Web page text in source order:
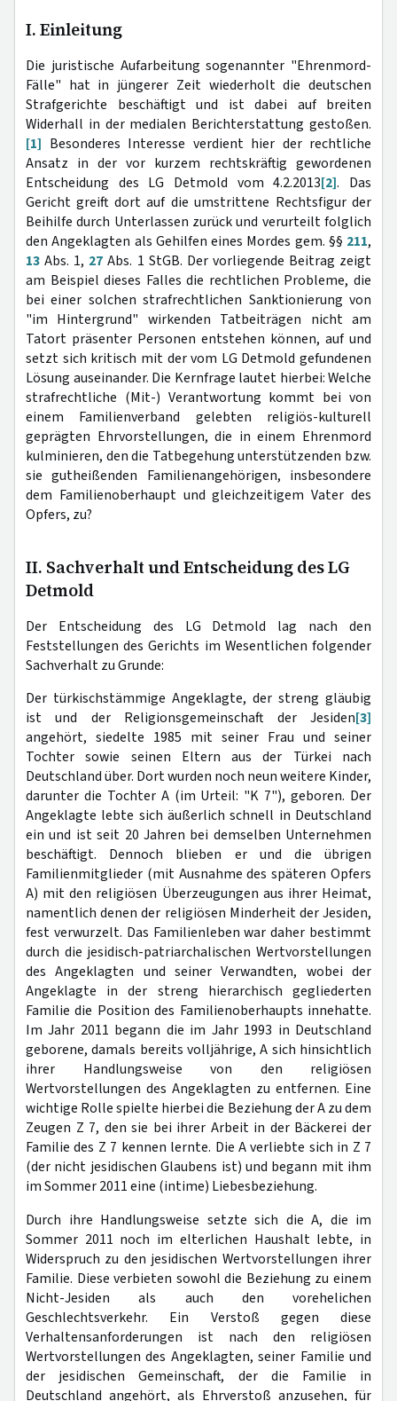
I. Einleitung
Die juristische Aufarbeitung sogenannter "Ehrenmord-
Fälle" hat in jüngerer Zeit wiederholt die deutschen
Strafgerichte beschäftigt und ist dabei auf breiten
Widerhall in der medialen Berichterstattung gestoßen.
[1] Besonderes Interesse verdient hier der rechtliche
Ansatz in der vor kurzem rechtskräftig gewordenen
Entscheidung des LG Detmold vom 4.2.2013[2]. Das
Gericht greift dort auf die umstrittene Rechtsfigur der
Beihilfe durch Unterlassen zurück und verurteilt folglich
den Angeklagten als Gehilfen eines Mordes gem. §§ 211,
13 Abs. 1, 27 Abs. 1 StGB. Der vorliegende Beitrag zeigt
am Beispiel dieses Falles die rechtlichen Probleme, die
bei einer solchen strafrechtlichen Sanktionierung von
"im Hintergrund" wirkenden Tatbeiträgen nicht am
Tatort präsenter Personen entstehen können, auf und
setzt sich kritisch mit der vom LG Detmold gefundenen
Lösung auseinander. Die Kernfrage lautet hierbei: Welche
strafrechtliche (Mit-) Verantwortung kommt bei von
einem Familienverband gelebten religiös-kulturell
geprägten Ehrvorstellungen, die in einem Ehrenmord
kulminieren, den die Tatbegehung unterstützenden bzw.
sie gutheißenden Familienangehörigen, insbesondere
dem Familienoberhaupt und gleichzeitigem Vater des
Opfers, zu?
II. Sachverhalt und Entscheidung des LG
Detmold
Der Entscheidung des LG Detmold lag nach den
Feststellungen des Gerichts im Wesentlichen folgender
Sachverhalt zu Grunde:
Der türkischstämmige Angeklagte, der streng gläubig
ist und der Religionsgemeinschaft der Jesiden[3]
angehört, siedelte 1985 mit seiner Frau und seiner
Tochter sowie seinen Eltern aus der Türkei nach
Deutschland über. Dort wurden noch neun weitere Kinder,
darunter die Tochter A (im Urteil: "K 7"), geboren. Der
Angeklagte lebte sich äußerlich schnell in Deutschland
ein und ist seit 20 Jahren bei demselben Unternehmen
beschäftigt. Dennoch blieben er und die übrigen
Familienmitglieder (mit Ausnahme des späteren Opfers
A) mit den religiösen Überzeugungen aus ihrer Heimat,
namentlich denen der religiösen Minderheit der Jesiden,
fest verwurzelt. Das Familienleben war daher bestimmt
durch die jesidisch-patriarchalischen Wertvorstellungen
des Angeklagten und seiner Verwandten, wobei der
Angeklagte in der streng hierarchisch gegliederten
Familie die Position des Familienoberhaupts innehatte.
Im Jahr 2011 begann die im Jahr 1993 in Deutschland
geborene, damals bereits volljährige, A sich hinsichtlich
ihrer Handlungsweise von den religiösen
Wertvorstellungen des Angeklagten zu entfernen. Eine
wichtige Rolle spielte hierbei die Beziehung der A zu dem
Zeugen Z 7, den sie bei ihrer Arbeit in der Bäckerei der
Familie des Z 7 kennen lernte. Die A verliebte sich in Z 7
(der nicht jesidischen Glaubens ist) und begann mit ihm
im Sommer 2011 eine (intime) Liebesbeziehung.
Durch ihre Handlungsweise setzte sich die A, die im
Sommer 2011 noch im elterlichen Haushalt lebte, in
Widerspruch zu den jesidischen Wertvorstellungen ihrer
Familie. Diese verbieten sowohl die Beziehung zu einem
Nicht-Jesiden als auch den vorehelichen
Geschlechtsverkehr. Ein Verstoß gegen diese
Verhaltensanforderungen ist nach den religiösen
Wertvorstellungen des Angeklagten, seiner Familie und
der jesidischen Gemeinschaft, der die Familie in
Deutschland angehört, als Ehrverstoß anzusehen, für